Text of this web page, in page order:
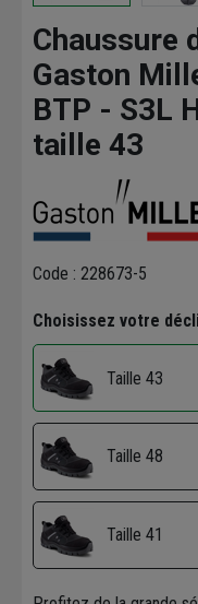
Chaussure
Gaston
BTP - S3L
taille 43
Code : 228673-5
Choisissez votre
Taille 43
Taille 48
Taille 41